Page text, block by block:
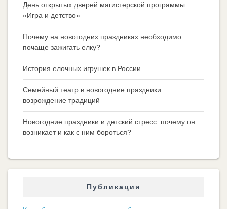
День открытых дверей магистерской программы
«Игра и детство»
Почему на новогодних праздниках необходимо
почаще зажигать елку?
История елочных игрушек в России
Семейный театр в новогодние праздники:
возрождение традиций
Новогодние праздники и детский стресс: почему он
возникает и как с ним бороться?
Публикации